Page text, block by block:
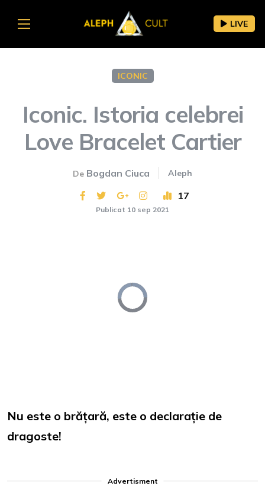
LIVE
ICONIC
Iconic. Istoria celebrei
Love Bracelet Cartier
De Bogdan Ciuca Aleph
17
Publicat 10 sep 2021
Video
Player
is
loading.
Nu este o brățară, este o declarație de
dragoste!
Advertisment